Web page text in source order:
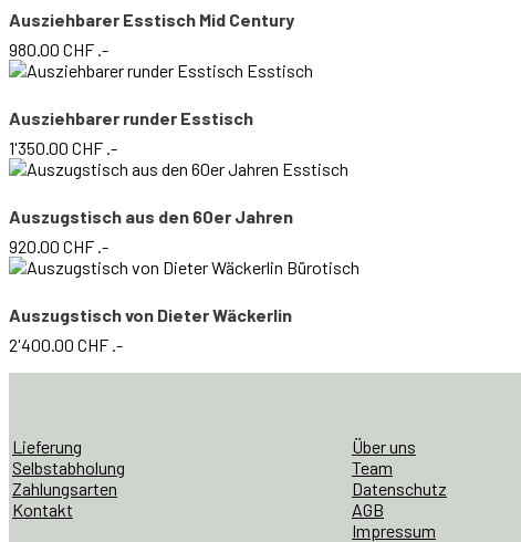
Ausziehbarer Esstisch Mid Century
980.00 CHF .-
Ausziehbarer runder Esstisch
1'350.00 CHF .-
Auszugstisch aus den 60er Jahren
920.00 CHF .-
Auszugstisch von Dieter Wäckerlin
2'400.00 CHF .-
Lieferung
Selbstabholung
Zahlungsarten
Kontakt
Über uns
Team
Datenschutz
AGB
Impressum